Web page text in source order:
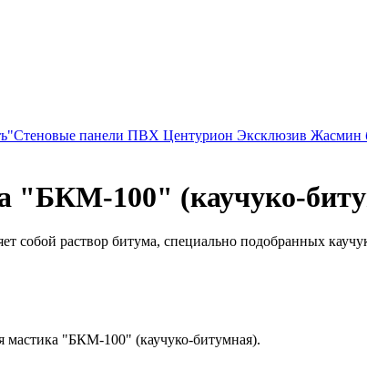
Стеновые панели ПВХ Центурион Эксклюзив Жасмин
"БКМ-100" (каучуко-
собой раствор битума, специально подобранных
мастика "БКМ-100" (каучуко-битумная).